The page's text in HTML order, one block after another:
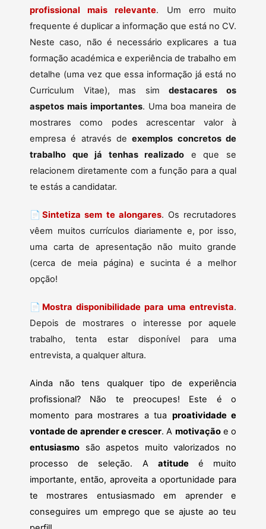
profissional mais relevante. Um erro muito
frequente é duplicar a informação que está no CV.
Neste caso, não é necessário explicares a tua
formação académica e experiência de trabalho em
detalhe (uma vez que essa informação já está no
Curriculum Vitae), mas simdestacares os
aspetos mais importantes. Uma boa maneira de
mostrares como podes acrescentar valor à
empresa é através deexemplos concretos de
trabalho que já tenhas realizado e que se
relacionem diretamente com a função para a qual
te estás a candidatar.
📄Sintetiza sem te alongares. Os recrutadores
vêem muitos currículos diariamente e, por isso,
uma carta de apresentação não muito grande
(cerca de meia página) e sucinta é a melhor
opção!
📄 Mostra disponibilidade para uma entrevista.
Depois de mostrares o interesse por aquele
trabalho, tenta estar disponível para uma
entrevista, a qualquer altura.
Ainda não tens qualquer tipo de experiência
profissional? Não te preocupes! Este é o
momento para mostrares a tua proatividade e
vontade de aprender e crescer. A motivaçãoe o
entusiasmo são aspetos muito valorizados no
processo de seleção. A atitudeé muito
importante, então, aproveita a oportunidade para
te mostrares entusiasmado em aprender e
conseguires um emprego que se ajuste ao teu